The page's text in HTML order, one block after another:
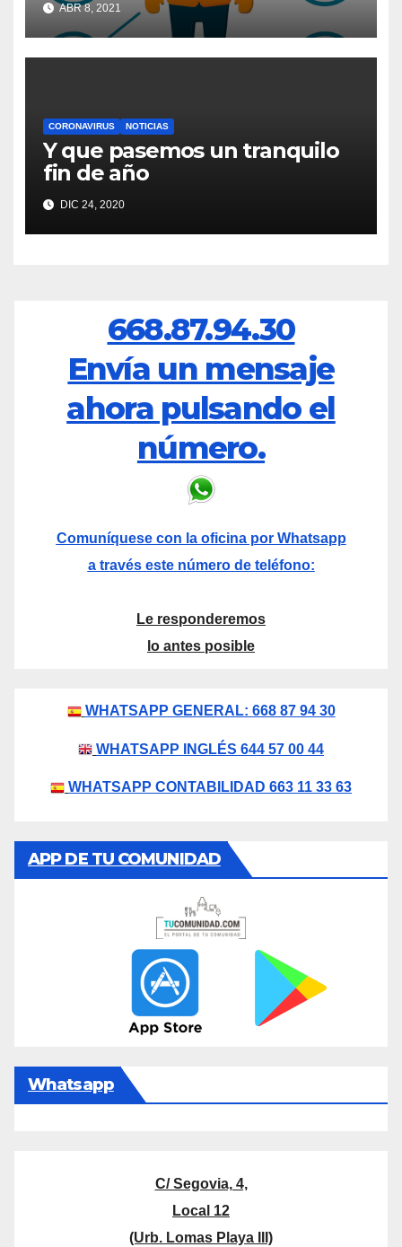
ABR 8, 2021
CORONAVIRUS NOTICIAS
Y que pasemos un tranquilo
fin de año
DIC 24, 2020
668.87.94.30
Envía un mensaje
ahora pulsando el
número.
Comuníquese con la oficina por Whatsapp
a través este número de teléfono:
Le responderemos
lo antes posible
WHATSAPP GENERAL: 668 87 94 30
WHATSAPP INGLÉS 644 57 00 44
WHATSAPP CONTABILIDAD 663 11 33 63
APP DE TU COMUNIDAD
Whatsapp
C/ Segovia, 4,
Local 12
(Urb. Lomas Playa III)